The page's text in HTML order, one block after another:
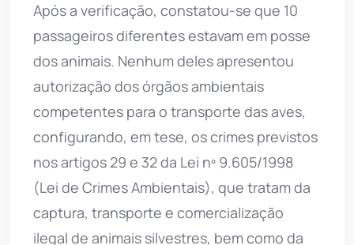
Após a verificação, constatou-se que 10
passageiros diferentes estavam em posse
dos animais. Nenhum deles apresentou
autorização dos órgãos ambientais
competentes para o transporte das aves,
configurando, em tese, os crimes previstos
nos artigos 29 e 32 da Lei nº 9.605/1998
(Lei de Crimes Ambientais), que tratam da
captura, transporte e comercialização
ilegal de animais silvestres, bem como da